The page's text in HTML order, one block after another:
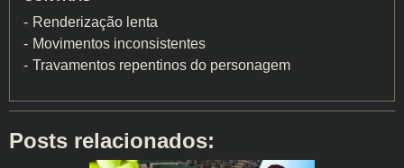
Renderização lenta
Movimentos inconsistentes
Travamentos repentinos do personagem
Posts relacionados: